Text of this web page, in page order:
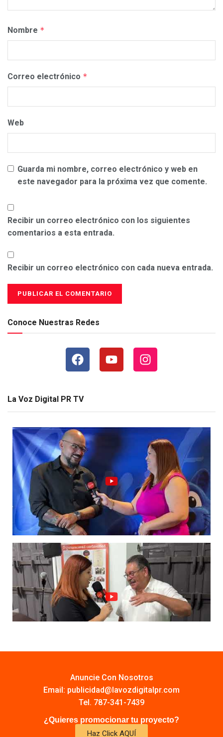
Nombre *
Correo electrónico *
Web
Guarda mi nombre, correo electrónico y web en
este navegador para la próxima vez que comente.
Recibir un correo electrónico con los siguientes
comentarios a esta entrada.
Recibir un correo electrónico con cada nueva entrada.
Conoce Nuestras Redes
La Voz Digital PR TV
Anuncie Con Nosotros
Email: publicidad@lavozdigitalpr.com
Tel. 787-341-7439
¿Quieres promocionar tu proyecto?
Haz Click AQUÍ